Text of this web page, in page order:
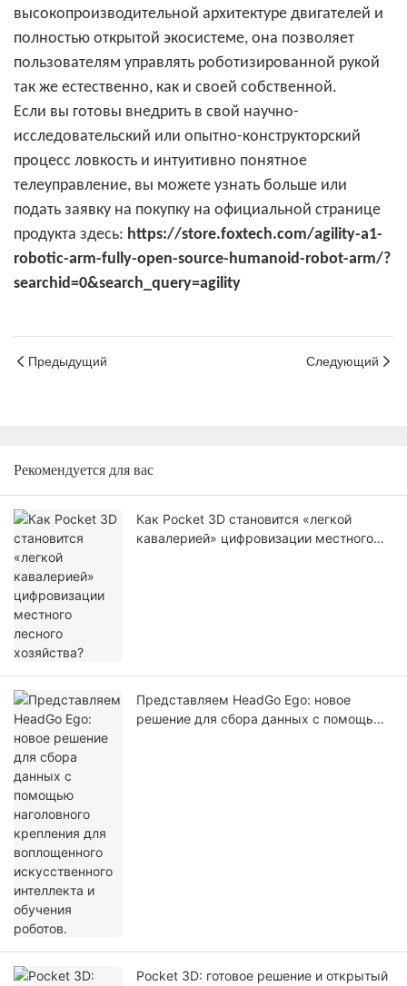
высокопроизводительной архитектуре двигателей и
полностью открытой экосистеме, она позволяет
пользователям управлять роботизированной рукой
так же естественно, как и своей собственной.
Если вы готовы внедрить в свой научно-
исследовательский или опытно-конструкторский
процесс ловкость и интуитивно понятное
телеуправление, вы можете узнать больше или
подать заявку на покупку на официальной странице
продукта здесь: https://store.foxtech.com/agility-a1-
robotic-arm-fully-open-source-humanoid-robot-arm/?
searchid=0&search_query=agility
Предыдущий Следующий
Рекомендуется для вас
Как Pocket 3D становится «легкой
кавалерией» цифровизации местного
Представляем HeadGo Ego: новое
решение для сбора данных с помощью
Pocket 3D: готовое решение и открытый